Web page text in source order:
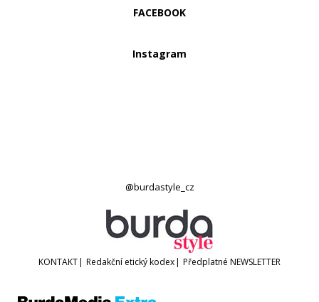
FACEBOOK
Instagram
@burdastyle_cz
KONTAKT| Redakční etický kodex| Předplatné NEWSLETTER